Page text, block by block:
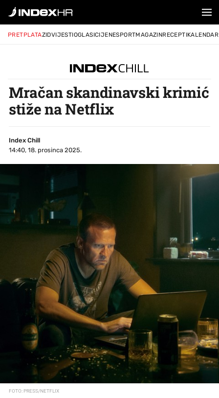
PRETPLATAZIDVIJESTIOGLASICIJENESPORTMAGAZINRECEPTIKALENDAR
Mračan skandinavski krimić
stiže na Netflix
Index Chill
14:40, 18. prosinca 2025.
FOTO: PRESS/NETFLIX